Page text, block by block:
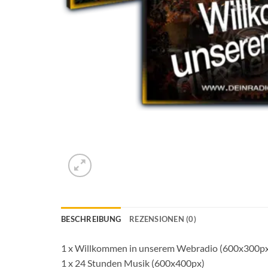
BESCHREIBUNG REZENSIONEN (0)
1 x Willkommen in unserem Webradio
1 x 24 Stunden Musik (600x400px)